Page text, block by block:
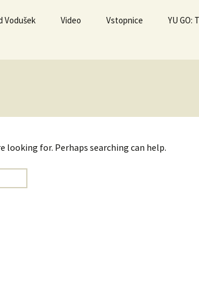
Vodušek Video Vstopnice YU GO:
looking for. Perhaps searching can help.